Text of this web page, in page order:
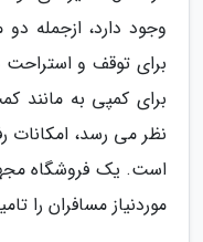
وجود دارد، ازجمله
برای توقف و
برای کمپی به مانند
نظر می رسد، امکانات
است. یک فروشگاه
موردنیاز مسافران را